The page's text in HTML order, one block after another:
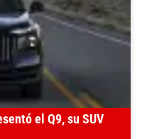
el Q9, su SUV